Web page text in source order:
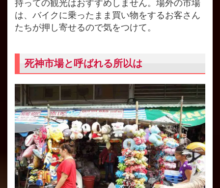
持っての観光はおすすめしません。場外の市場
は、バイクに乗ったまま買い物をするお客さん
たちが押し寄せるので気をつけて。
死神市場と呼ばれる所以は